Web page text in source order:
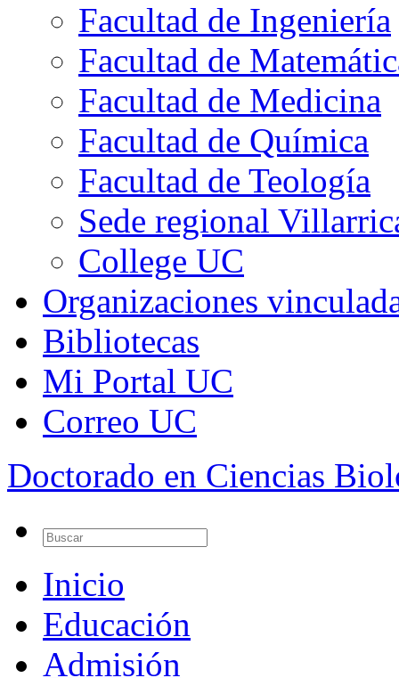
Facultad de Ingeniería
Facultad de
Facultad de Medicina
Facultad de Química
Facultad de Teología
Sede regional
College UC
Organizaciones
Bibliotecas
Mi Portal UC
Correo UC
Doctorado en Ciencias
Inicio
Educación
Admisión